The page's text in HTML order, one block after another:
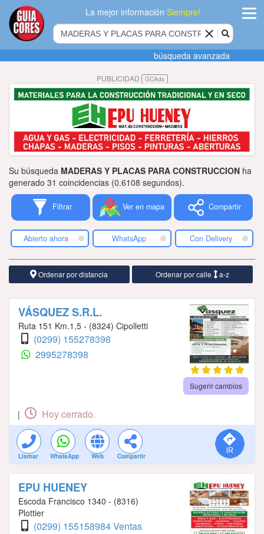
La mejor informaciónSiempre!
Agregar
empresa
datos
Publicidad
Tiendacores
Contactenos
búsqueda avanzada
PUBLICIDAD GCAds
Su búsqueda MADERAS Y PLACAS PARA CONSTRUCCION ha
generado 31 coincidencias (0.6108 segundos).
Filtrar Ver en mapa Compartir
Abierto ahora WhatsApp Con Delivery
Ordenar por distancia Ordenar por calle a-z
VÁSQUEZ S.R.L.
Ruta 151 Km.1,5 - (8324) Cipolletti
(0299) 155278398
2995278398
Sugerir cambios
| Hoy cerrado.
Llamar WhatsApp Web Compartir
EPU HUENEY
Escoda Francisco 1340 - (8316)
Plottier
(0299) 155158984 Ventas